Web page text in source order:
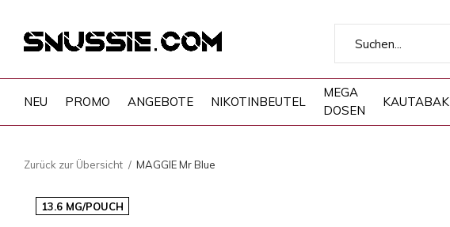
NEU PROMO ANGEBOTE NIKOTINBEUTEL
MEGA
DOSEN
KAUTABAK
Zurück zur Übersicht MAGGIE Mr Blue
13.6 MG/POUCH